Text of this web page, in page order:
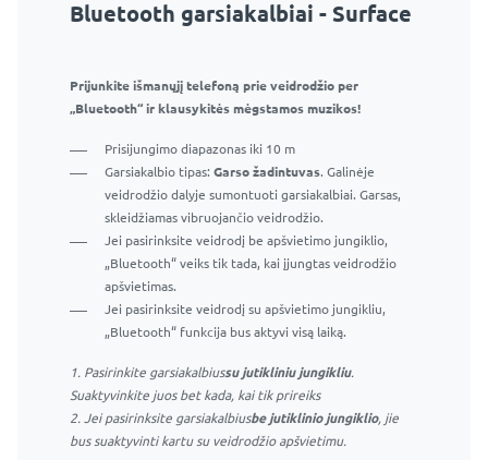
Bluetooth garsiakalbiai - Surface
Prijunkite išmanųjį telefoną prie veidrodžio per
„Bluetooth“ ir klausykitės mėgstamos muzikos!
Prisijungimo diapazonas iki 10 m
Garsiakalbio tipas: Garso žadintuvas. Galinėje
veidrodžio dalyje sumontuoti garsiakalbiai. Garsas,
skleidžiamas vibruojančio veidrodžio.
Jei pasirinksite veidrodį be apšvietimo jungiklio,
„Bluetooth“ veiks tik tada, kai įjungtas veidrodžio
apšvietimas.
Jei pasirinksite veidrodį su apšvietimo jungikliu,
„Bluetooth“ funkcija bus aktyvi visą laiką.
1. Pasirinkite garsiakalbiussu jutikliniu jungikliu.
Suaktyvinkite juos bet kada, kai tik prireiks
2. Jei pasirinksite garsiakalbiusbe jutiklinio jungiklio, jie
bus suaktyvinti kartu su veidrodžio apšvietimu.